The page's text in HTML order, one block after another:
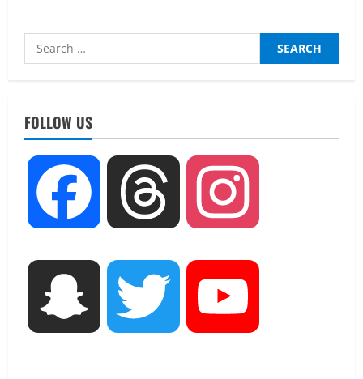
Search
for:
FOLLOW US
Facebook Threads
Snapchat Twitter
August 7, 2026
UTTARAKHAND NEWS
नाबार्ड ने राष्ट्रीय हथकरघा दिवस के अवसर पर
मुंबई में तीन दिवसीय प्रदर्शनी का आयोजन किया
UTTARAKHAND NEWS
जिलाधिकारी/जिला निर्वाचन अधिकारी ने
सहसपुर विधानसभा क्षेत्र के पोलिंग बूथों का